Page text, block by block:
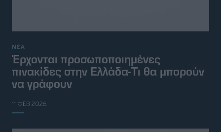
ΝΕΑ
Έρχονται προσωποποιημένες
πινακίδες στην Ελλάδα-Τι θα μπορούν
να γράφουν
11 ΦΕΒ 2026